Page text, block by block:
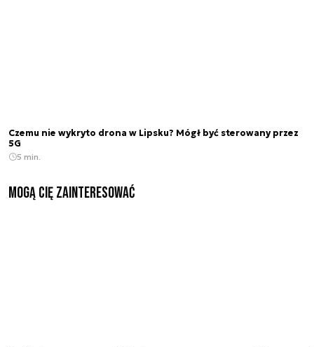
Czemu nie wykryto drona w Lipsku? Mógł być sterowany przez
5G
5 min.
Mogą Cię zainteresować